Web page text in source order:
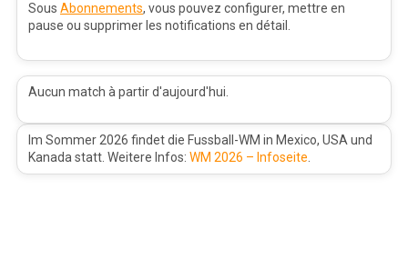
Sous Abonnements, vous pouvez configurer, mettre en
pause ou supprimer les notifications en détail.
Aucun match à partir d'aujourd'hui.
Im Sommer 2026 findet die Fussball-WM in Mexico, USA und
Kanada statt. Weitere Infos: WM 2026 – Infoseite